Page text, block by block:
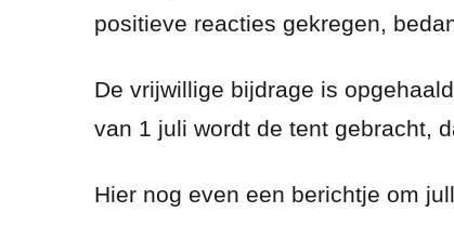
positieve reacties gekregen,
De vrijwillige bijdrage is
van 1 juli wordt de tent gebracht,
Hier nog even een berichtje om